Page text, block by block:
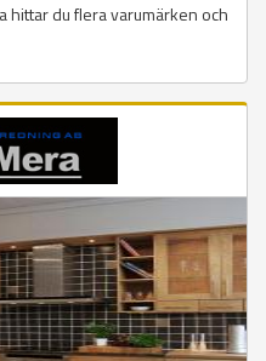
hittar du flera varumärken och